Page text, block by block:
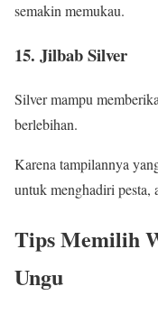
semakin memukau.
15. Jilbab Silver
Silver mampu
berlebihan.
Karena tampilannya
untuk menghadiri pesta,
Tips Memilih
Ungu